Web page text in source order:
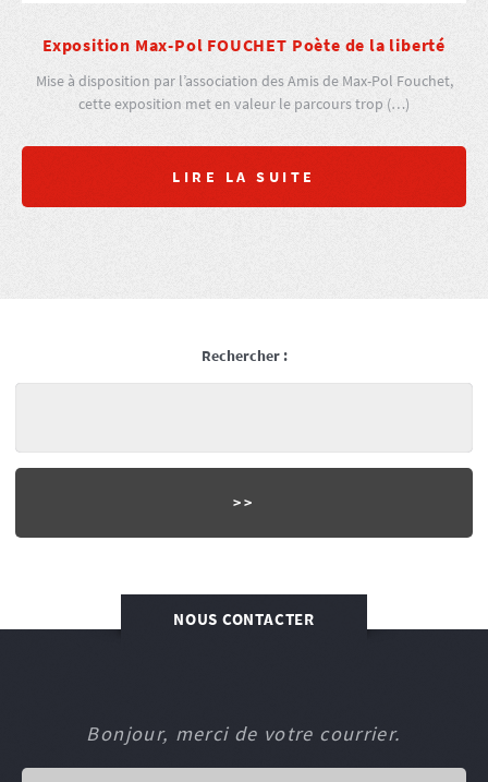
Exposition Max-Pol FOUCHET Poète de la liberté
Mise à disposition par l’association des Amis de Max-Pol Fouchet,
cette exposition met en valeur le parcours trop (…)
LIRE LA SUITE
Rechercher :
NOUS CONTACTER
Bonjour, merci de votre courrier.